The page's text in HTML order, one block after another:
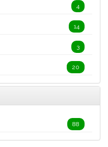
4
14
3
20
88